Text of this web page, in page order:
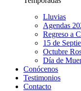
Lluvias
Agendas
Regreso a
15 de
Octubre
Día de
Conócenos
Testimonios
Contacto